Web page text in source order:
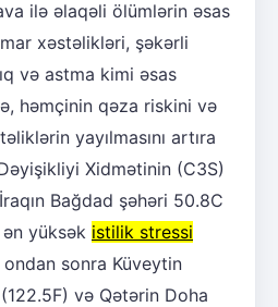
ilə əlaqəli ölümlərin əsas
xəstəlikləri, şəkərli
və astma kimi əsas
həmçinin qəza riskini və
yayılmasını artıra
Xidmətinin (C3S)
Bağdad şəhəri 50.8C
yüksək istilik stressi
sonra Küveytin
və Qətərin Doha